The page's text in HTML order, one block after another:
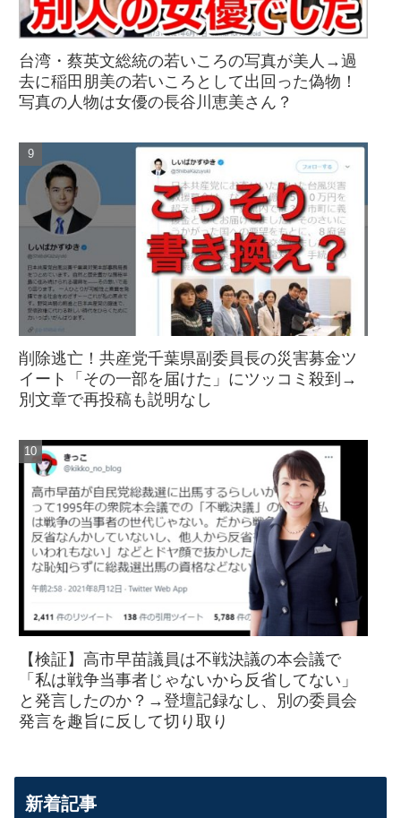
台湾・蔡英文総統の若いころの写真が美人→過
去に稲田朋美の若いころとして出回った偽物！
写真の人物は女優の長谷川恵美さん？
削除逃亡！共産党千葉県副委員長の災害募金ツ
イート「その一部を届けた」にツッコミ殺到→
別文章で再投稿も説明なし
【検証】高市早苗議員は不戦決議の本会議で
「私は戦争当事者じゃないから反省してない」
と発言したのか？→登壇記録なし、別の委員会
発言を趣旨に反して切り取り
新着記事